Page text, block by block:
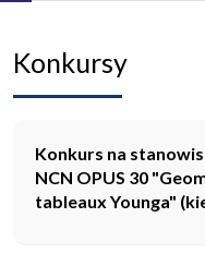
Konkursy
Konkurs na
NCN OPUS 30
tableaux Younga"